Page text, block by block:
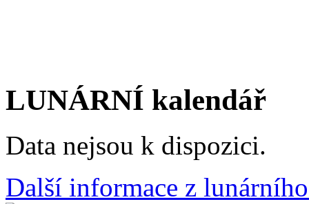
LUNÁRNÍ kalendář
Data nejsou k dispozici.
Další informace z